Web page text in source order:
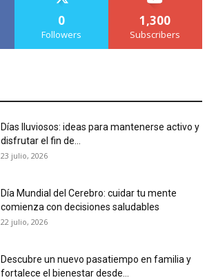
0
Followers
1,300
Subscribers
Días lluviosos: ideas para mantenerse activo y
disfrutar el fin de...
23 julio, 2026
Día Mundial del Cerebro: cuidar tu mente
comienza con decisiones saludables
22 julio, 2026
Descubre un nuevo pasatiempo en familia y
fortalece el bienestar desde...